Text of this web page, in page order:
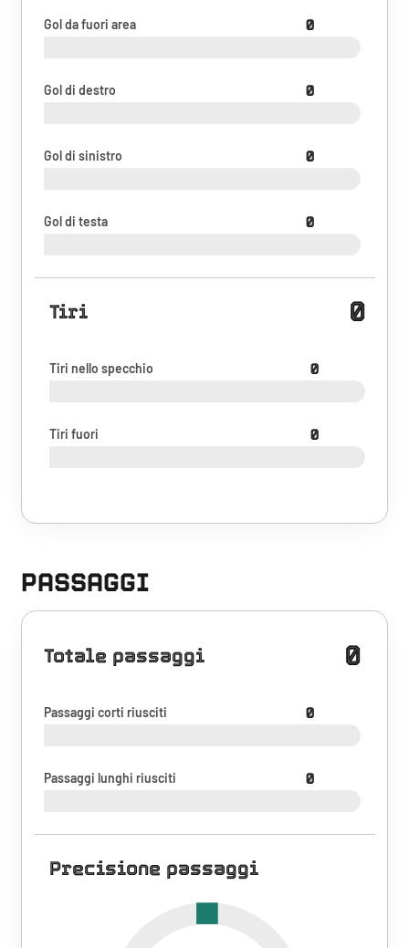
Gol da fuori area 0
Gol di destro 0
Gol di sinistro 0
Gol di testa 0
Tiri 0
Tiri nello specchio 0
Tiri fuori 0
PASSAGGI
Totale passaggi 0
Passaggi corti riusciti 0
Passaggi lunghi riusciti 0
Precisione passaggi